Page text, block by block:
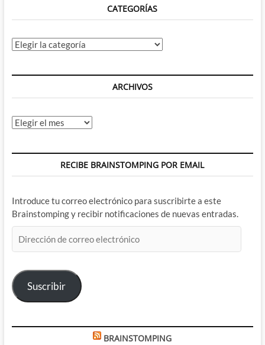
CATEGORÍAS
Categorías
ARCHIVOS
Archivos
RECIBE BRAINSTOMPING POR EMAIL
Introduce tu correo electrónico para suscribirte a este
Brainstomping y recibir notificaciones de nuevas entradas.
de
electrónico
Suscribir
BRAINSTOMPING